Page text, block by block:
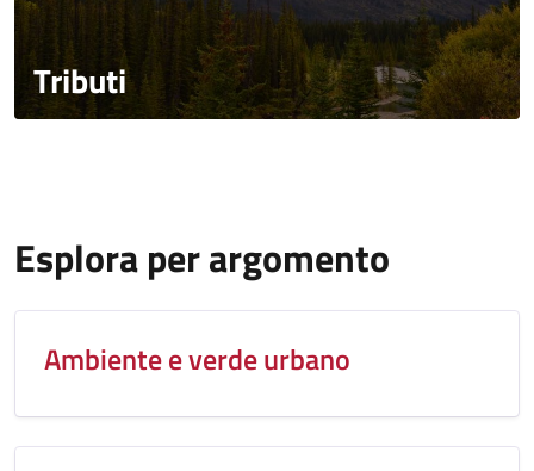
Tributi
Esplora per argomento
Ambiente e verde urbano